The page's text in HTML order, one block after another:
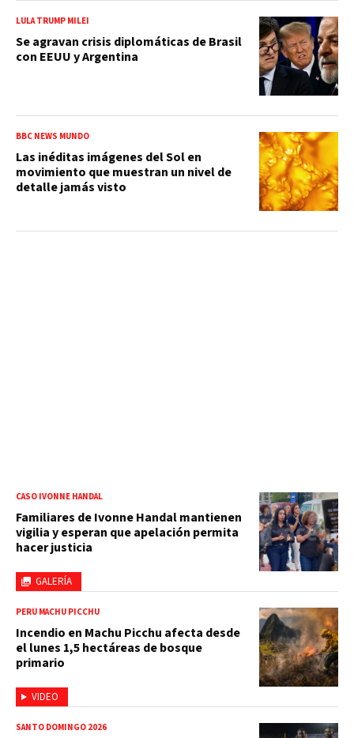
LULA TRUMP MILEI
Se agravan crisis diplomáticas de Brasil
con EEUU y Argentina
BBC NEWS MUNDO
Las inéditas imágenes del Sol en
movimiento que muestran un nivel de
detalle jamás visto
GALERÍA
CASO IVONNE HANDAL
Familiares de Ivonne Handal mantienen
vigilia y esperan que apelación permita
hacer justicia
VIDEO
PERÚ MACHU PICCHU
Incendio en Machu Picchu afecta desde
el lunes 1,5 hectáreas de bosque
primario
SANTO DOMINGO 2026